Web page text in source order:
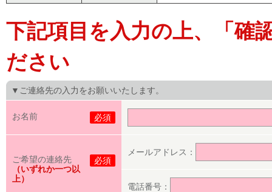
下記項目を入力の上、「確
ださい
▼ご連絡先の入力をお願いいたします。
お名前 必須
ご希望の連絡先
必須
（いずれか一つ以
上）
メールアドレス：
電話番号：